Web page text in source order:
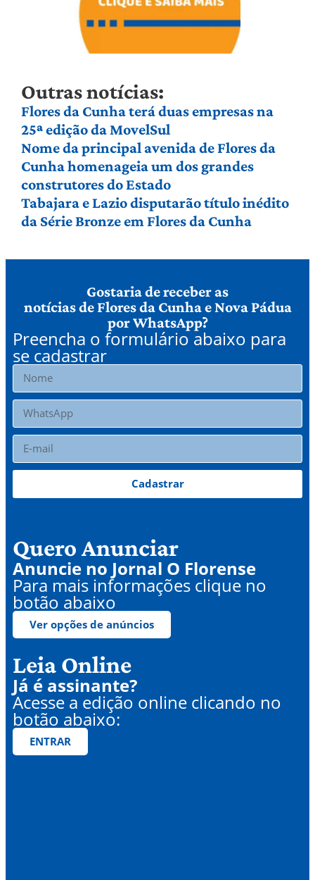
Outras notícias:
Flores da Cunha terá duas empresas na
25ª edição da MovelSul
Nome da principal avenida de Flores da
Cunha homenageia um dos grandes
construtores do Estado
Tabajara e Lazio disputarão título inédito
da Série Bronze em Flores da Cunha
Gostaria de receber as
notícias de Flores da Cunha e Nova Pádua
por WhatsApp?
Preencha o formulário abaixo para
se cadastrar
Cadastrar
Quero Anunciar
Anuncie no Jornal O Florense
Para mais informações clique no
botão abaixo
Ver opções de anúncios
Leia Online
Já é assinante?
Acesse a edição online clicando no
botão abaixo:
ENTRAR